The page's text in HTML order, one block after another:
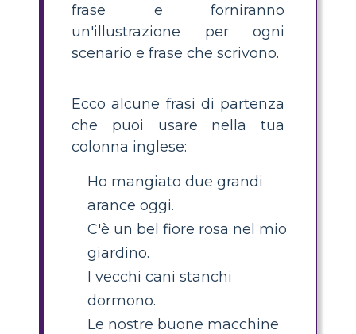
frase e forniranno
un'illustrazione per ogni
scenario e frase che scrivono.
Ecco alcune frasi di partenza
che puoi usare nella tua
colonna inglese:
Ho mangiato due grandi
arance oggi.
C'è un bel fiore rosa nel mio
giardino.
I vecchi cani stanchi
dormono.
Le nostre buone macchine